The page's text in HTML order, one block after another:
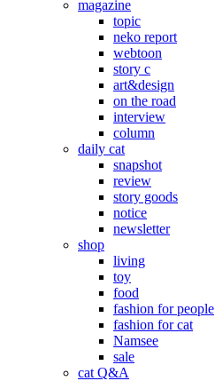
magazine
topic
neko report
webtoon
story c
art&design
on the road
interview
column
daily cat
snapshot
review
story goods
notice
newsletter
shop
living
toy
food
fashion for people
fashion for cat
Namsee
sale
cat Q&A